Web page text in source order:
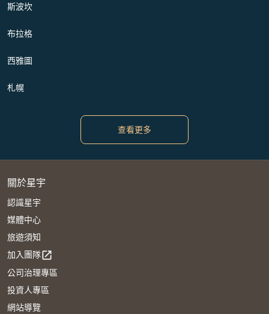
斯波坎
布拉格
西雅圖
札幌
查看更多
關於星宇
認識星宇
媒體中心
旅遊須知
加入團隊open_in_new
公司治理專區
投資人專區
網站導覽